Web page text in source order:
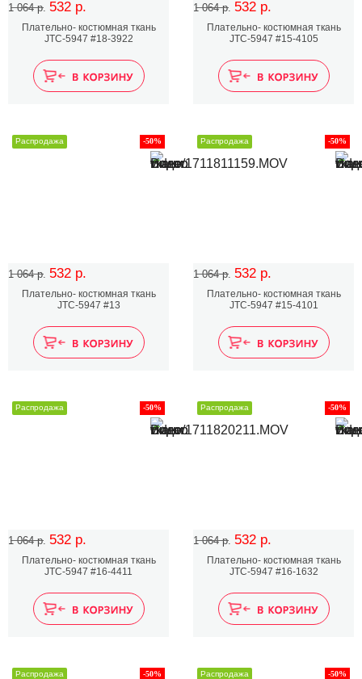
1 064 р. 532 р.
Плательно- костюмная ткань
JTC-5947 #18-3922
1 064 р. 532 р.
Плательно- костюмная ткань
JTC-5947 #15-4105
1 064 р. 532 р.
-50%
Распродажа
Плательно- костюмная ткань
JTC-5947 #13
1 064 р. 532 р.
-50%
Распродажа
Плательно- костюмная ткань
JTC-5947 #15-4101
1 064 р. 532 р.
-50%
Распродажа
Плательно- костюмная ткань
JTC-5947 #16-4411
1 064 р. 532 р.
-50%
Распродажа
Плательно- костюмная ткань
JTC-5947 #16-1632
-50%
Распродажа -50%
Распродажа